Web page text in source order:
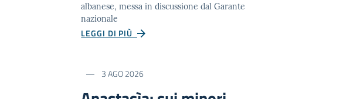
albanese, messa in discussione dal Garante
nazionale
LEGGI DI PIÙ
3 AGO 2026